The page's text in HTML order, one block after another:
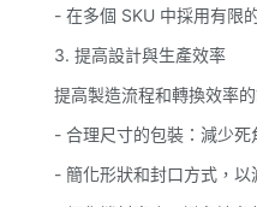
- 在多個 SKU 中採用有限
3. 提高設計與生產效率
提高製造流程和轉換效率
- 合理尺寸的包裝：減少死
- 簡化形狀和封口方式，